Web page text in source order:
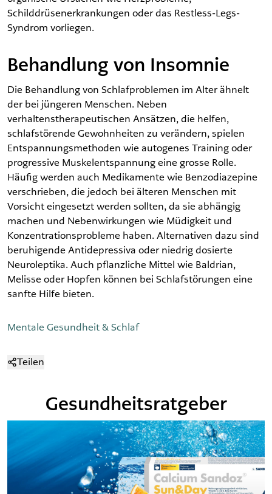
Mentale Gesundheit & Schlaf
Teilen
Schilddrüsenerkrankungen oder das Restless-Legs-
Syndrom vorliegen.
Behandlung von Insomnie
Die Behandlung von Schlafproblemen im Alter ähnelt
der bei jüngeren Menschen. Neben
verhaltenstherapeutischen Ansätzen, die helfen,
schlafstörende Gewohnheiten zu verändern, spielen
Entspannungsmethoden wie autogenes Training oder
progressive Muskelentspannung eine grosse Rolle.
Häufig werden auch Medikamente wie Benzodiazepine
verschrieben, die jedoch bei älteren Menschen mit
Vorsicht eingesetzt werden sollten, da sie abhängig
machen und Nebenwirkungen wie Müdigkeit und
Konzentrationsprobleme haben. Alternativen dazu sind
beruhigende Antidepressiva oder niedrig dosierte
Neuroleptika. Auch pflanzliche Mittel wie Baldrian,
Melisse oder Hopfen können bei Schlafstörungen eine
sanfte Hilfe bieten.
Gesundheitsratgeber